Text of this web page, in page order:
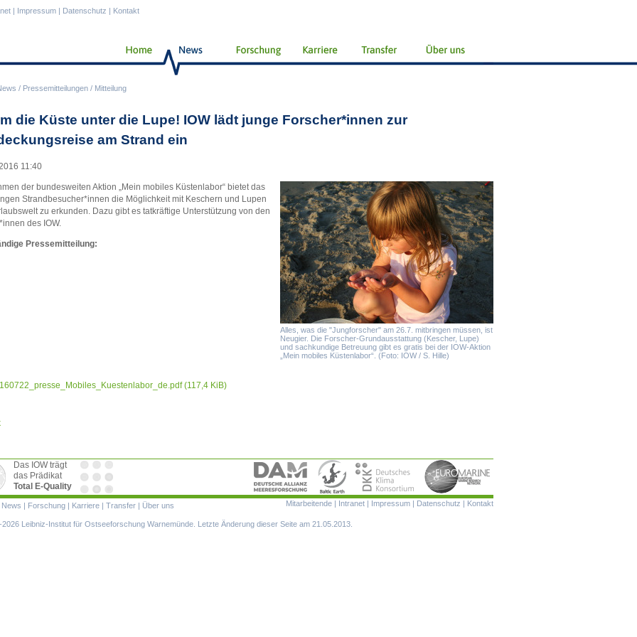
/ Pressemitteilungen / Mitteilung
| Impressum | Datenschutz | Kontakt
die Küste unter die Lupe! IOW lädt junge Forscher*innen zur
am Strand ein
11:40
Alles, was die "Jungforscher" am 26.7. mitbringen müssen, ist
Neugier. Die Forscher-Grundausstattung (Kescher, Lupe)
und sachkundige Betreuung gibt es gratis bei der IOW-Aktion
„Mein mobiles Küstenlabor“. (Foto: IOW / S. Hille)
der bundesweiten Aktion „Mein mobiles Küstenlabor“ bietet das
Strandbesucher*innen die Möglichkeit mit Keschern und Lupen
zu erkunden. Dazu gibt es tatkräftige Unterstützung von den
des IOW.
Pressemitteilung:
(117,4 KiB)
Das IOW trägt
das Prädikat
Total E-Quality
Navigation
Mitarbeitende | Intranet | Impressum | Datenschutz | Kontakt
News | Forschung | Karriere | Transfer | Über uns
Leibniz-Institut für Ostseeforschung Warnemünde. Letzte Änderung dieser Seite am 21.05.2013.